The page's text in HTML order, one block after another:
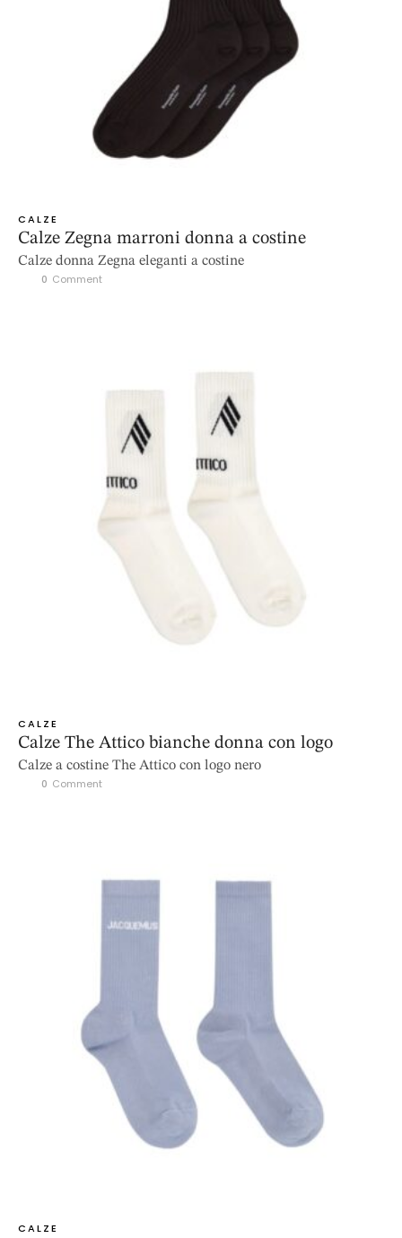
CALZE
Calze Zegna marroni donna a costine
Calze donna Zegna eleganti a costine
0 Comment
CALZE
Calze The Attico bianche donna con logo
Calze a costine The Attico con logo nero
0 Comment
CALZE